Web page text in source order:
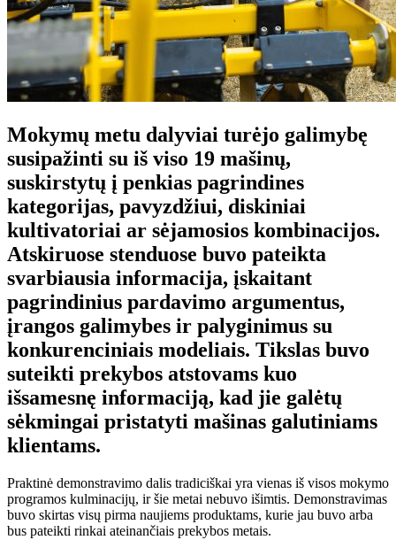
Mokymų metu dalyviai turėjo galimybę
susipažinti su iš viso 19 mašinų,
suskirstytų į penkias pagrindines
kategorijas, pavyzdžiui, diskiniai
kultivatoriai ar sėjamosios kombinacijos.
Atskiruose stenduose buvo pateikta
svarbiausia informacija, įskaitant
pagrindinius pardavimo argumentus,
įrangos galimybes ir palyginimus su
konkurenciniais modeliais. Tikslas buvo
suteikti prekybos atstovams kuo
išsamesnę informaciją, kad jie galėtų
sėkmingai pristatyti mašinas galutiniams
klientams.
Praktinė demonstravimo dalis tradiciškai yra vienas iš visos mokymo
programos kulminacijų, ir šie metai nebuvo išimtis. Demonstravimas
buvo skirtas visų pirma naujiems produktams, kurie jau buvo arba
bus pateikti rinkai ateinančiais prekybos metais.